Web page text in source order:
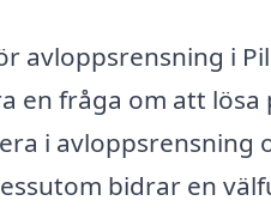
avloppsrensning i
fråga om att lösa
i avloppsrensning
bidrar en